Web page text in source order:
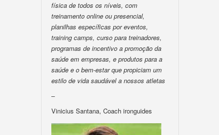
física de todos os níveis, com
treinamento online ou presencial,
planilhas específicas por eventos,
training camps, curso para treinadores,
programas de incentivo a promoção da
saúde em empresas, e produtos para a
saúde e o bem-estar que propiciam um
estilo de vida saudável a nossos atletas
–
Vinicius Santana, Coach ironguides